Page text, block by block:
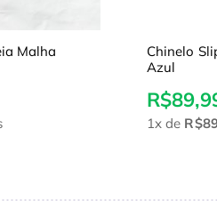
Malha
Chinelo
Azul
1x de